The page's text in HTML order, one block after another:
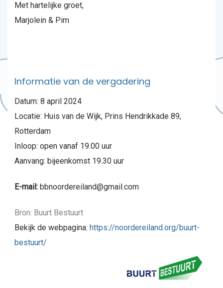
Met hartelijke groet,
Marjolein & Pim
Informatie van de vergadering
Datum: 8 april 2024
Locatie: Huis van de Wijk, Prins Hendrikkade 89,
Rotterdam
Inloop: open vanaf 19.00 uur
Aanvang: bijeenkomst 19.30 uur
E-mail: bbnoordereiland@gmail.com
Bron: Buurt Bestuurt
Bekijk de webpagina: https://noordereiland.org/buurt-
bestuurt/